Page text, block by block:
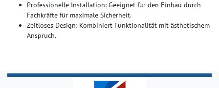
Professionelle Installation: Geeignet für den Einbau durch
Fachkräfte für maximale Sicherheit.
Zeitloses Design: Kombiniert Funktionalität mit ästhetischem
Anspruch.